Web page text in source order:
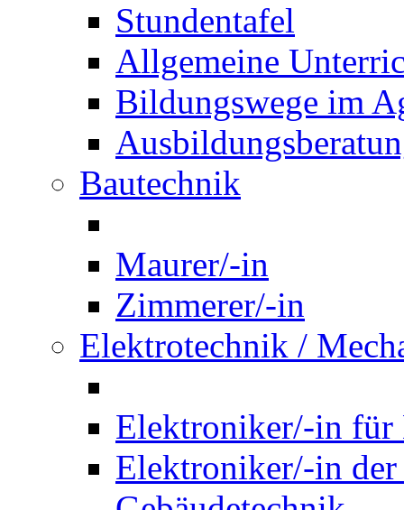
Stundentafel
Allgemeine
Bildungswege im
Bautechnik
Maurer/-in
Zimmerer/-in
Elektrotechnik /
Elektroniker/-in für
Elektroniker/-in